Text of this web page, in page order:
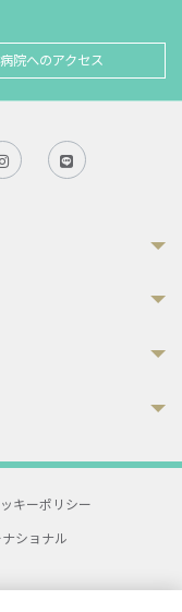
病院へのアクセス
キーポリシー
ショナル